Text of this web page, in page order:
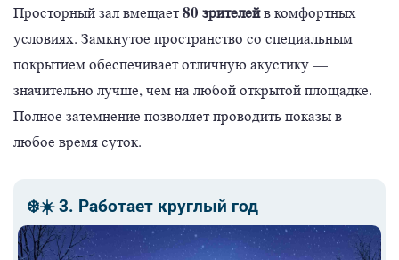
Просторный зал вмещает80 зрителейв комфортных
условиях. Замкнутое пространство со специальным
покрытием обеспечивает отличную акустику —
значительно лучше, чем на любой открытой площадке.
Полное затемнение позволяет проводить показы в
любое время суток.
❄️☀️ 3. Работает круглый год